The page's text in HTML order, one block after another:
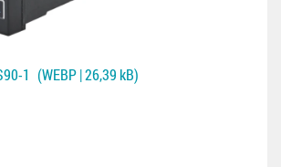
1 (WEBP | 26,39 kB)